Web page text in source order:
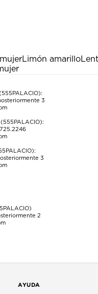
Limón amarillo
3
(555PALACIO):
3
2
AYUDA